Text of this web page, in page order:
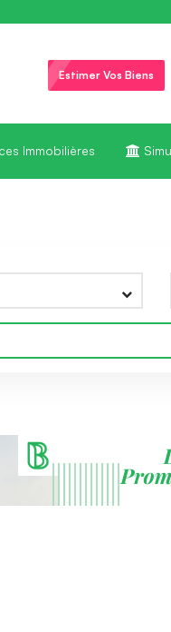
Estimer Vos Biens
Immobilières